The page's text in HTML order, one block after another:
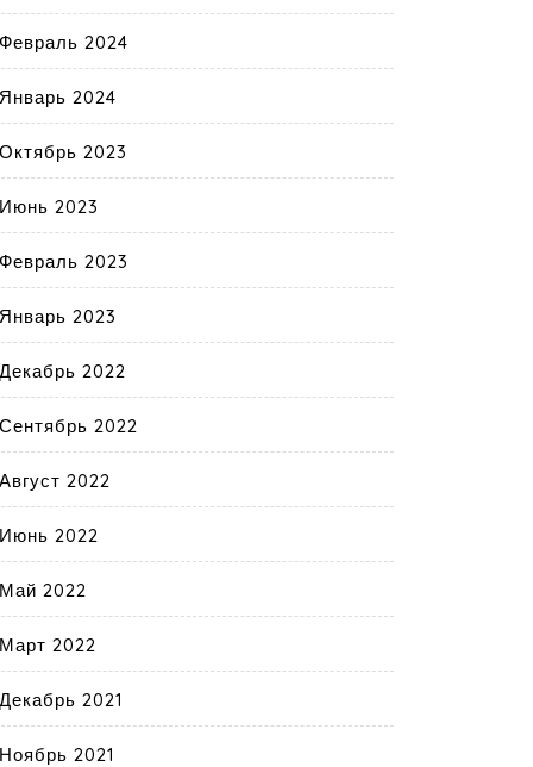
Февраль 2024
Январь 2024
Октябрь 2023
Июнь 2023
Февраль 2023
Январь 2023
Декабрь 2022
Сентябрь 2022
Август 2022
Июнь 2022
Май 2022
Март 2022
Декабрь 2021
Ноябрь 2021